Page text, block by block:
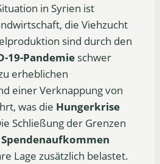
in Syrien ist
die Viehzucht
sind durch den
19-Pandemie schwer
erheblichen
einer Verknappung von
was die Hungerkrise
Schließung der Grenzen
Spendenaufkommen
Lage zusätzlich belastet.